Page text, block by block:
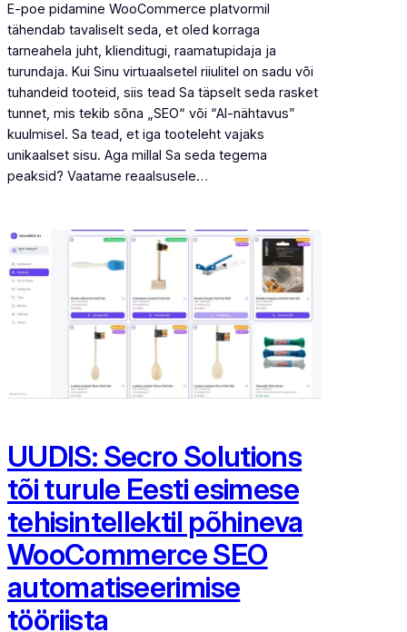
E-poe pidamine WooCommerce platvormil
tähendab tavaliselt seda, et oled korraga
tarneahela juht, klienditugi, raamatupidaja ja
turundaja. Kui Sinu virtuaalsetel riiulitel on sadu või
tuhandeid tooteid, siis tead Sa täpselt seda rasket
tunnet, mis tekib sõna „SEO“ või “AI-nähtavus”
kuulmisel. Sa tead, et iga tooteleht vajaks
unikaalset sisu. Aga millal Sa seda tegema
peaksid? Vaatame reaalsusele…
UUDIS: Secro Solutions
tõi turule Eesti esimese
tehisintellektil põhineva
WooCommerce SEO
automatiseerimise
tööriista